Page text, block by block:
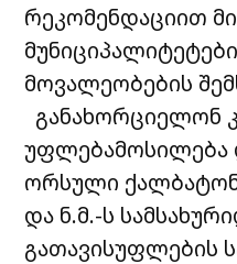
რეკომენდაციით
მოვალეობების
განახორციელონ
უფლებამოსილება
ორსული
და ნ.მ.-ს
გათავისუფლების